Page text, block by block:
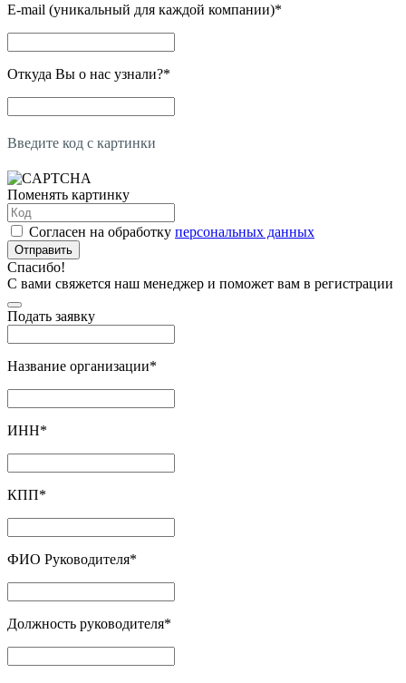
E-mail (уникальный для каждой компании)*
Откуда Вы о нас узнали?*
Введите код с картинки
Поменять картинку
Согласен на обработку персональных данных
Отправить
Спасибо!
С вами свяжется наш менеджер и поможет вам в регистрации
Подать заявку
Название организации*
ИНН*
КПП*
ФИО Руководителя*
Должность руководителя*